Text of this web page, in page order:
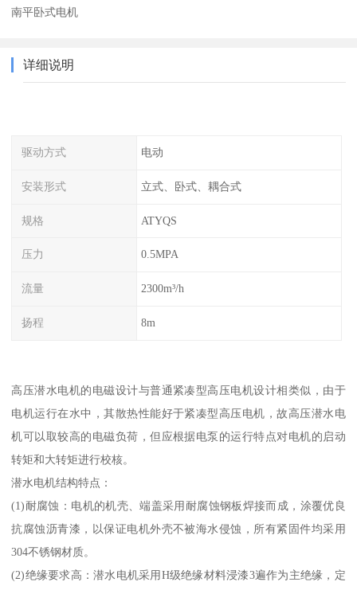
南平卧式电机
详细说明
驱动方式 电动
安装形式 立式、卧式、耦合式
规格 ATYQS
压力 0.5MPA
流量 2300m³/h
扬程 8m
高压潜水电机的电磁设计与普通紧凑型高压电机设计相类似，由于
电机运行在水中，其散热性能好于紧凑型高压电机，故高压潜水电
机可以取较高的电磁负荷，但应根据电泵的运行特点对电机的启动
转矩和大转矩进行校核。
潜水电机结构特点：
(1)耐腐蚀：电机的机壳、端盖采用耐腐蚀钢板焊接而成，涂覆优良
抗腐蚀沥青漆，以保证电机外壳不被海水侵蚀，所有紧固件均采用
304不锈钢材质。
(2)绝缘要求高：潜水电机采用H级绝缘材料浸漆3遍作为主绝缘，定